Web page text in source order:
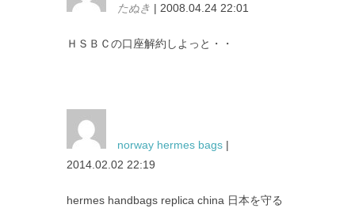
たぬき | 2008.04.24 22:01
ＨＳＢＣの口座解約しよっと・・
norway hermes bags |
2014.02.02 22:19
hermes handbags replica china 日本を守る